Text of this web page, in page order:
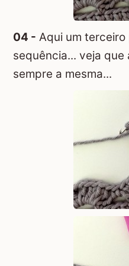
04 - Aqui um
sequência... veja que
sempre a mesma...